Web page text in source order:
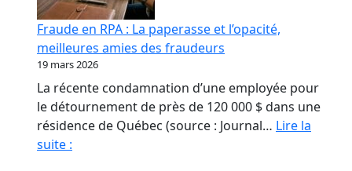
Fraude en RPA : La paperasse et l’opacité,
meilleures amies des fraudeurs
19 mars 2026
La récente condamnation d’une employée pour
le détournement de près de 120 000 $ dans une
résidence de Québec (source : Journal… Lire la
suite :